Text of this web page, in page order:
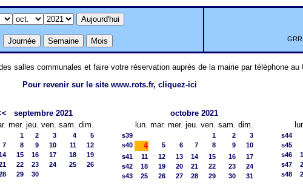
salles communales et faire votre réservation auprès de la mairie par téléphone au
Pour revenir sur le site www.rots.fr, cliquez-ici
septembre 2021
mer. jeu. ven. sam. dim.
1 2 3 4
5
7 8 9 10 11
12
15 16 17 18
19
22 23 24 25
26
29 30
octobre 2021
lun. mar. mer. jeu. ven. sam. dim.
s39 1 2
3
s40
4 5 6 7 8 9
10
s41
11 12 13 14 15 16
17
s42
18 19 20 21 22 23
24
s43
25 26 27 28 29 30 31
s44
s45
s46
s47
s48